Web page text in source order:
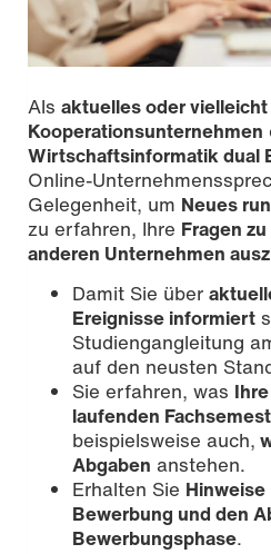
Als aktuelles oder
Kooperationsunternehmen
Wirtschaftsinformatik dual
Online-
Gelegenheit, um Neues
zu erfahren, Ihre Fragen
anderen Unternehmen
Damit Sie über
Ereignisse informiert
Studiengangleitung
auf den neusten
Sie erfahren, was
laufenden
beispielsweise auch,
Abgaben anstehen.
Erhalten Sie
Bewerbung und den
Bewerbungsphase.